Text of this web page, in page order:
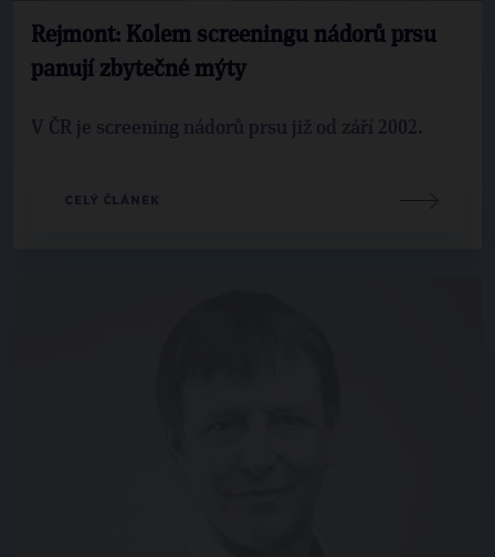
Rejmont: Kolem screeningu nádorů prsu
panují zbytečné mýty
V ČR je screening nádorů prsu již od září 2002.
CELÝ ČLÁNEK